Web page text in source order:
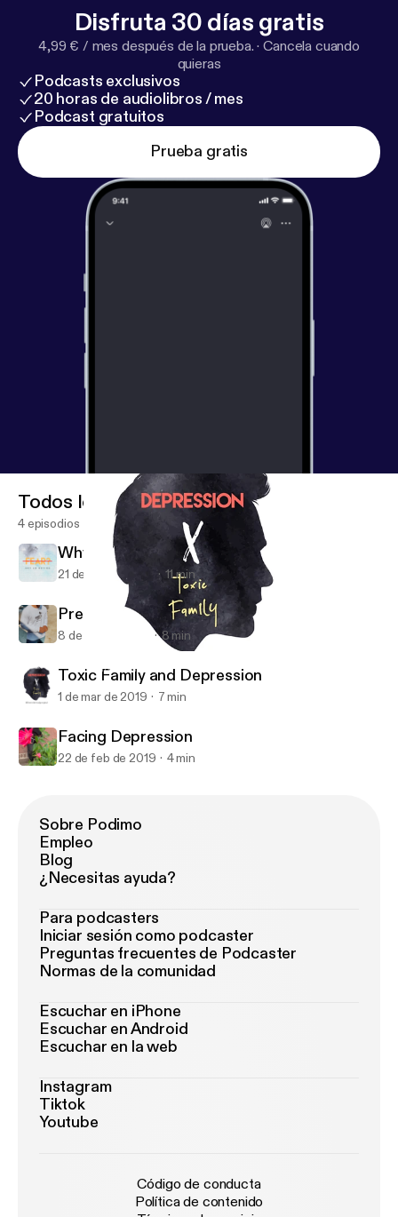
Disfruta 30 días gratis
4,99 € / mes después de la prueba. ·Cancela cuando
quieras
Podcasts exclusivos
20 horas de audiolibros / mes
Podcast gratuitos
Prueba gratis
TheINternalProject
Todos los episodios
4 episodios
Why FEAR can’t be an option.
21 de mar de 2019 11 min
Pressing Through (mental stability)
8 de mar de 2019 8 min
Toxic Family and Depression
1 de mar de 2019 7 min
Facing Depression
22 de feb de 2019 4 min
Sobre Podimo
Empleo
Blog
¿Necesitas ayuda?
Para podcasters
Iniciar sesión como podcaster
Preguntas frecuentes de Podcaster
Normas de la comunidad
Escuchar en iPhone
Escuchar en Android
Escuchar en la web
Instagram
Tiktok
Youtube
Código de conducta
Política de contenido